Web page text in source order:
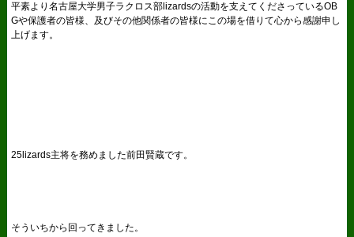
平素より名古屋大学男子ラクロス部lizardsの活動を支えてくださっているOB
Gや保護者の皆様、及びその他関係者の皆様にこの場を借りて心から感謝申し
上げます。
25lizards主将を務めました前田賢蔵です。
そういちから回ってきました。